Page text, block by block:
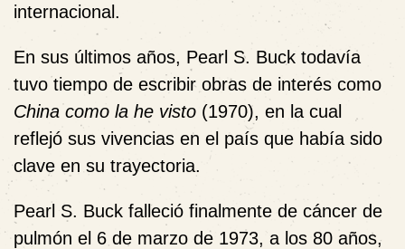
internacional.
En sus últimos años, Pearl S. Buck todavía
tuvo tiempo de escribir obras de interés como
China como la he visto (1970), en la cual
reflejó sus vivencias en el país que había sido
clave en su trayectoria.
Pearl S. Buck falleció finalmente de cáncer de
pulmón el 6 de marzo de 1973, a los 80 años,